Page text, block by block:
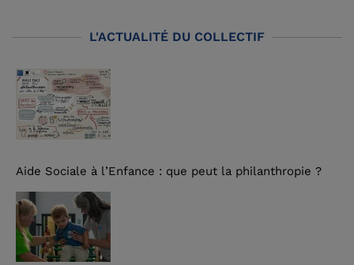
L'ACTUALITÉ DU COLLECTIF
Aide Sociale à l’Enfance : que peut la philanthropie ?